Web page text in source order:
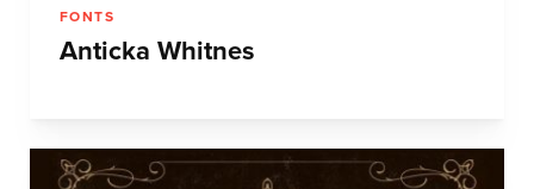
FONTS
Anticka Whitnes